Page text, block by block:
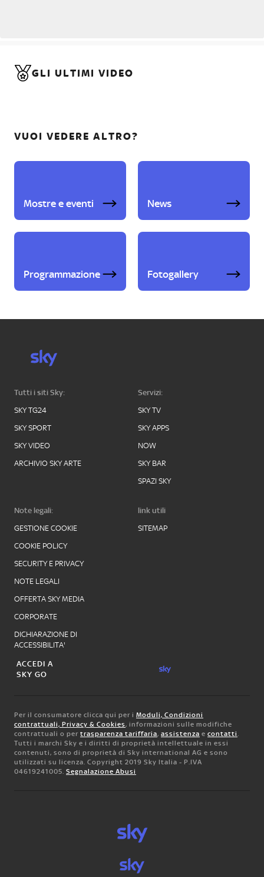
GLI ULTIMI VIDEO
VUOI VEDERE ALTRO?
Mostre e eventi News
Programmazione Fotogallery
Tutti i siti Sky:
SKY TG24
SKY SPORT
SKY VIDEO
ARCHIVIO SKY ARTE
Servizi:
SKY TV
SKY APPS
NOW
SKY BAR
SPAZI SKY
Note legali:
GESTIONE COOKIE
COOKIE POLICY
SECURITY E PRIVACY
NOTE LEGALI
OFFERTA SKY MEDIA
CORPORATE
DICHIARAZIONE DI
ACCESSIBILITA'
link utili
SITEMAP
ACCEDI A
SKY GO
Per il consumatore clicca qui per i Moduli, Condizioni
contrattuali, Privacy & Cookies, informazioni sulle modifiche
contrattuali o per trasparenza tariffaria, assistenza e contatti.
Tutti i marchi Sky e i diritti di proprietà intellettuale in essi
contenuti, sono di proprietà di Sky international AG e sono
utilizzati su licenza. Copyright 2019 Sky Italia - P.IVA
04619241005. Segnalazione Abusi